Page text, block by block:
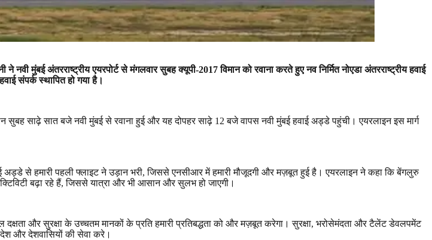
मुंबई अंतरराष्ट्रीय एयरपोर्ट से मंगलवार सुबह क्यूपी-2017विमान को रवाना करते हुए नव निर्मित नोएडा अंतरराष्ट्रीय हवाई
संपर्क स्थापित हो गया है।
सुबह साढ़े सात बजे नवी मुंबई से रवाना हुई और यह दोपहर साढ़े 12 बजे वापस नवी मुंबई हवाई अड्डे पहुंची। एयरलाइन इस मार्ग
अड्डे से हमारी पहली फ्लाइट ने उड़ान भरी,जिससे एनसीआर में हमारी मौजूदगी और मज़बूत हुई है। एयरलाइन ने कहा कि बेंगलुरु
बढ़ा रहे हैं,जिससे यात्रा और भी आसान और सुलभ हो जाएगी।
और सुरक्षा के उच्चतम मानकों के प्रति हमारी प्रतिबद्धता को और मज़बूत करेगा। सुरक्षा, भरोसेमंदता और टैलेंट डेवलपमेंट
और देशवासियों की सेवा करे।